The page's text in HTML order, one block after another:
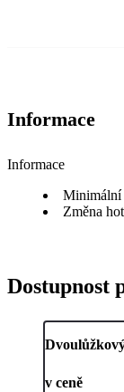
Informace
Informace
Minimální
Změna
Dostupnost
v ceně